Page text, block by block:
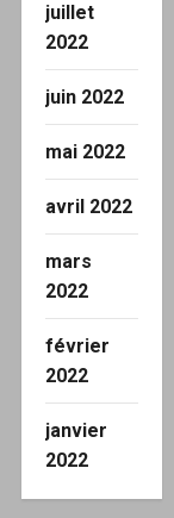
juillet
2022
juin 2022
mai 2022
avril 2022
mars
2022
février
2022
janvier
2022